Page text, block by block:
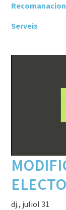
Serveis
dj., juliol 31